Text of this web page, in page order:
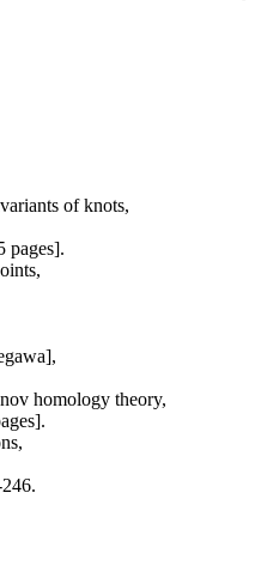
of knots,
pages].
homology theory,